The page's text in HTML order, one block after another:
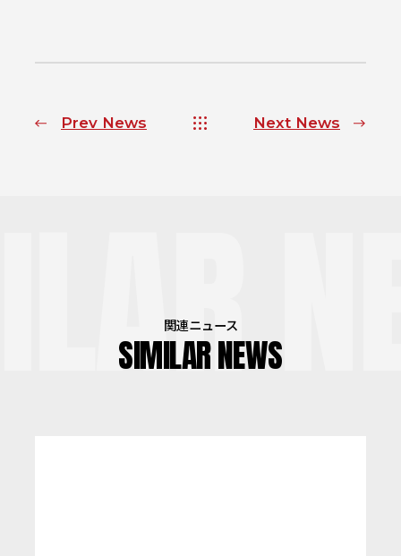
Prev News Next News
関連ニュース
SIMILAR NEWS